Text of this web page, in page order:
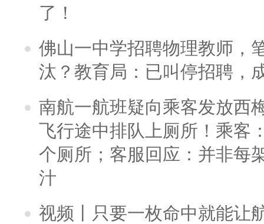
了！
佛山一中学招聘物理教师，
汰？教育局：已叫停招聘，
南航一航班疑向乘客发放西
飞行途中排队上厕所！乘客
个厕所；客服回应：并非每
汁
视频丨只要一枚命中就能让